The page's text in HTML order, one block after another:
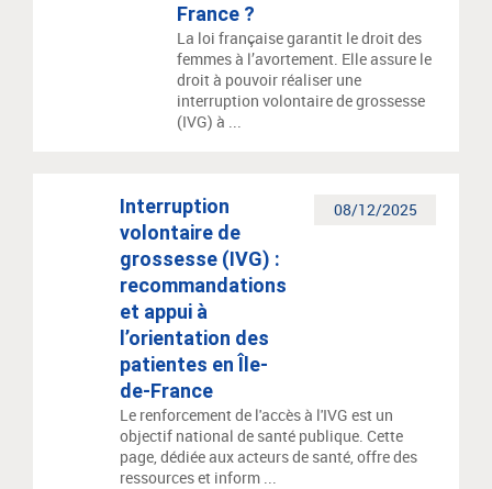
France ?
La loi française garantit le droit des
femmes à l’avortement. Elle assure le
droit à pouvoir réaliser une
interruption volontaire de grossesse
(IVG) à ...
08/12/2025
Interruption
volontaire de
grossesse (IVG) :
recommandations
et appui à
l’orientation des
patientes en Île-
de-France
Le renforcement de l'accès à l'IVG est un
objectif national de santé publique. Cette
page, dédiée aux acteurs de santé, offre des
ressources et inform ...